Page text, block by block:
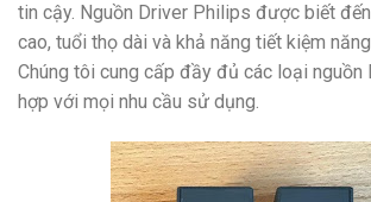
tin cậy. Nguồn Driver Philips được biết
cao, tuổi thọ dài và khả năng tiết kiệm
Chúng tôi cung cấp đầy đủ các loại nguồn
hợp với mọi nhu cầu sử dụng.